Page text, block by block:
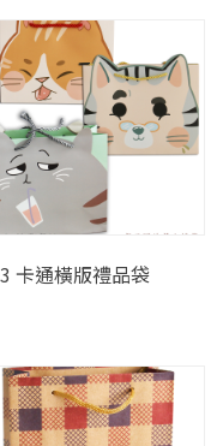
卡通橫版禮品袋